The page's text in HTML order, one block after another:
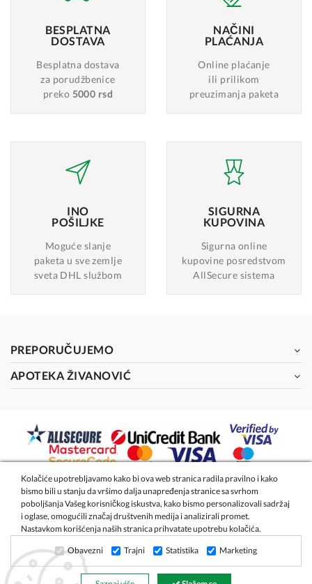
BESPLATNA
DOSTAVA
Besplatna dostava
za porudžbenice
preko 5000 rsd
NAČINI
PLAĆANJA
Online plaćanje
ili prilikom
preuzimanja paketa
INO
POŠILJKE
Moguće slanje
paketa u sve zemlje
sveta DHL službom
SIGURNA
KUPOVINA
Sigurna online
kupovine posredstvom
AllSecure sistema
PREPORUČUJEMO
APOTEKA ŽIVANOVIĆ
2026 - Apoteka Magistra Živanović
Kolačiće upotrebljavamo kako bi ova web stranica radila pravilno i kako
bismo bili u stanju da vršimo dalja unapređenja stranice sa svrhom
poboljšanja Vašeg korisničkog iskustva, kako bismo personalizovali sadržaj
i oglase, omogućili značaj društvenih medija i analizirali promet.
Nastavkom korišćenja naših stranica prihvatate upotrebu kolačića.
Obavezni Trajni Statistika Marketing